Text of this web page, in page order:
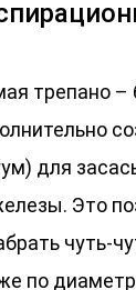
трепано –
для
Это
чуть-
по